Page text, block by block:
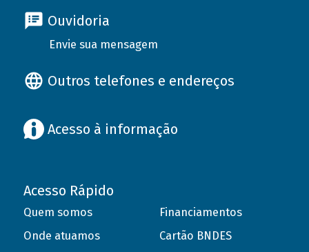
Ouvidoria
Envie sua mensagem
Outros telefones e endereços
Acesso à informação
Acesso Rápido
Quem somos
Onde atuamos
Financiamentos
Cartão BNDES